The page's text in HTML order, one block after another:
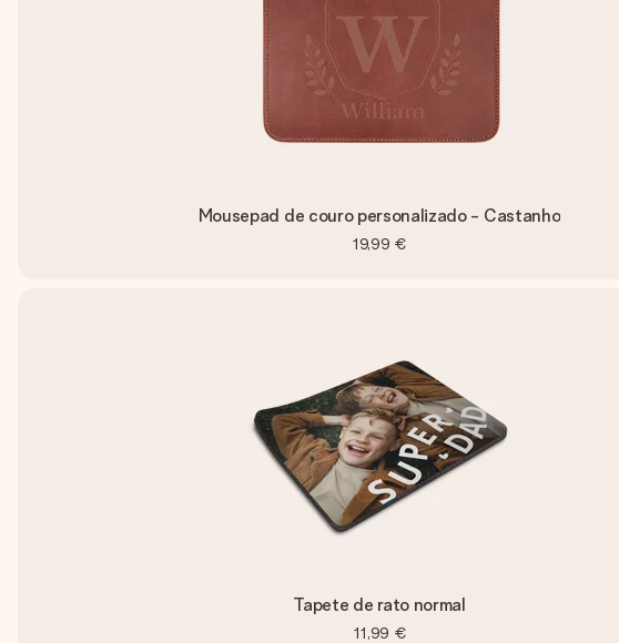
Mousepad de couro personalizado - Castanho
19,99 €
Tapete de rato normal
11,99 €